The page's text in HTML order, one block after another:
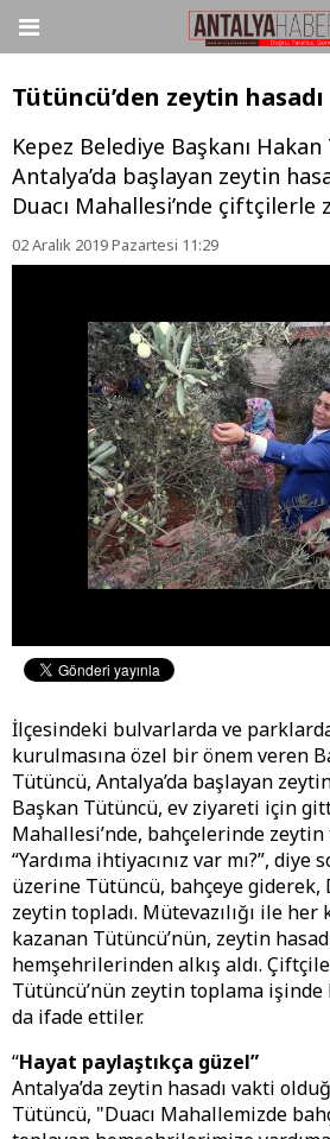
Tütüncü’den zeytin hasadı
Kepez Belediye Başkanı
Antalya’da başlayan zeytin
Duacı Mahallesi’nde çiftçilerle
02 Aralık 2019 Pazartesi 11:29
İlçesindeki bulvarlarda ve
kurulmasına özel bir önem veren
Tütüncü, Antalya’da başlayan
Başkan Tütüncü, ev ziyareti için
Mahallesi’nde, bahçelerinde
“Yardıma ihtiyacınız var mı?”, diye
üzerine Tütüncü, bahçeye giderek,
zeytin topladı. Mütevazılığı ile
kazanan Tütüncü’nün, zeytin
hemşehrilerinden alkış aldı.
Tütüncü’nün zeytin toplama işinde
da ifade ettiler.
“Hayat paylaştıkça güzel”
Antalya’da zeytin hasadı vakti
Tütüncü, "Duacı Mahallemizde